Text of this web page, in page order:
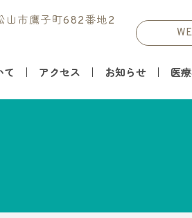
市鷹子町682番地2
て アクセス お知らせ 医